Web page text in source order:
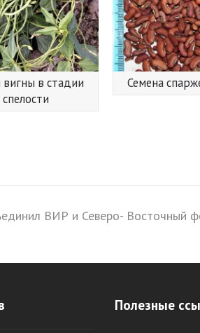
в стадии
Семена
ВИР и Северо- Восточный
Полезные